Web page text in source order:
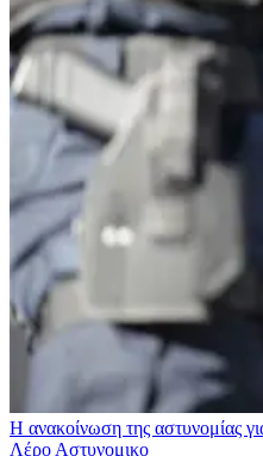
Η ανακοίνωση της αστυνομίας
Λέρο Αστυνομικο